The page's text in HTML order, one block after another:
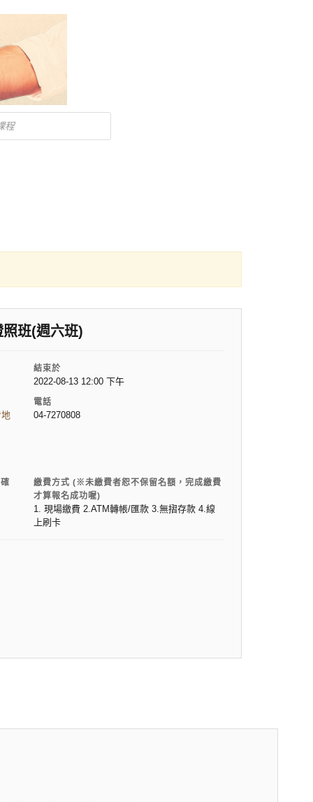
班(週六班)
結束於
2022-08-13 12:00 下午
電話
04-7270808
繳費方式 (※未繳費者恕不保留名額，完成繳費
才算報名成功喔)
1. 現場繳費 2.ATM轉帳/匯款 3.無摺存款 4.線
上刷卡